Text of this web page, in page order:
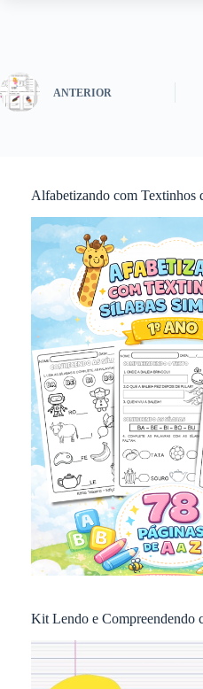
ANTERIOR
Alfabetizando com Textinhos
Kit Lendo e Compreendendo